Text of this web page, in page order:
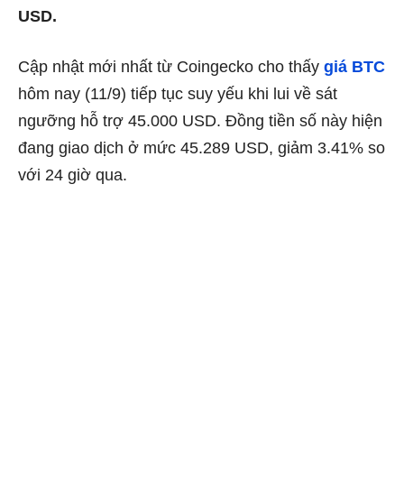
USD.
Cập nhật mới nhất từ Coingecko cho thấy giá BTC
hôm nay (11/9) tiếp tục suy yếu khi lui về sát
ngưỡng hỗ trợ 45.000 USD. Đồng tiền số này hiện
đang giao dịch ở mức 45.289 USD, giảm 3.41% so
với 24 giờ qua.